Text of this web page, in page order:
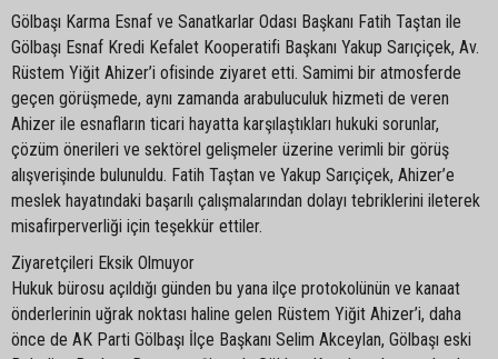
Gölbaşı Karma Esnaf ve Sanatkarlar Odası Başkanı Fatih Taştan ile
Gölbaşı Esnaf Kredi Kefalet Kooperatifi Başkanı Yakup Sarıçiçek, Av.
Rüstem Yiğit Ahizer’i ofisinde ziyaret etti. Samimi bir atmosferde
geçen görüşmede, aynı zamanda arabuluculuk hizmeti de veren
Ahizer ile esnafların ticari hayatta karşılaştıkları hukuki sorunlar,
çözüm önerileri ve sektörel gelişmeler üzerine verimli bir görüş
alışverişinde bulunuldu. Fatih Taştan ve Yakup Sarıçiçek, Ahizer’e
meslek hayatındaki başarılı çalışmalarından dolayı tebriklerini ileterek
misafirperverliği için teşekkür ettiler.
Ziyaretçileri Eksik Olmuyor
Hukuk bürosu açıldığı günden bu yana ilçe protokolünün ve kanaat
önderlerinin uğrak noktası haline gelen Rüstem Yiğit Ahizer’i, daha
önce de AK Parti Gölbaşı İlçe Başkanı Selim Akceylan, Gölbaşı eski